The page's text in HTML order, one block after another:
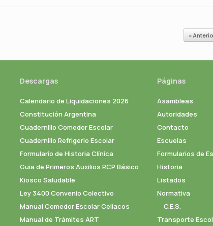
«
Descargas
Calendario de Liquidaciones 2026
Constitución Argentina
Cuadernillo Comedor Escolar
Cuadernillo Refrigerio Escolar
Formulario de Historia Clínica
Guia de Primeros Auxilios RCP Básico
Kiosco Saludable
Ley 3400 Convenio Colectivo
Manual Comedor Escolar Celíacos
Manual de Trámites ART
Páginas
Asambleas
Autoridades
Contacto
Escuelas
Formularios de
Historia
Listados
Normativa
C.E.S.
Transporte